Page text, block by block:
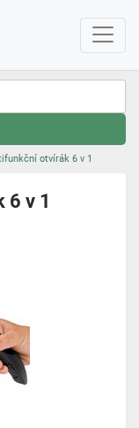
otvírák 6 v 1
6 v 1